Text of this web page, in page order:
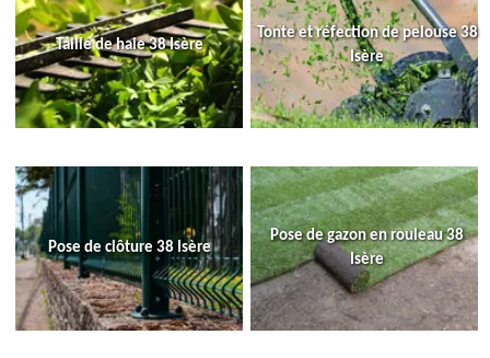
Taille de haie 38 Isère
Tonte et réfection de pelouse 38
Isère
Pose de clôture 38 Isère
Pose de gazon en rouleau 38
Isère